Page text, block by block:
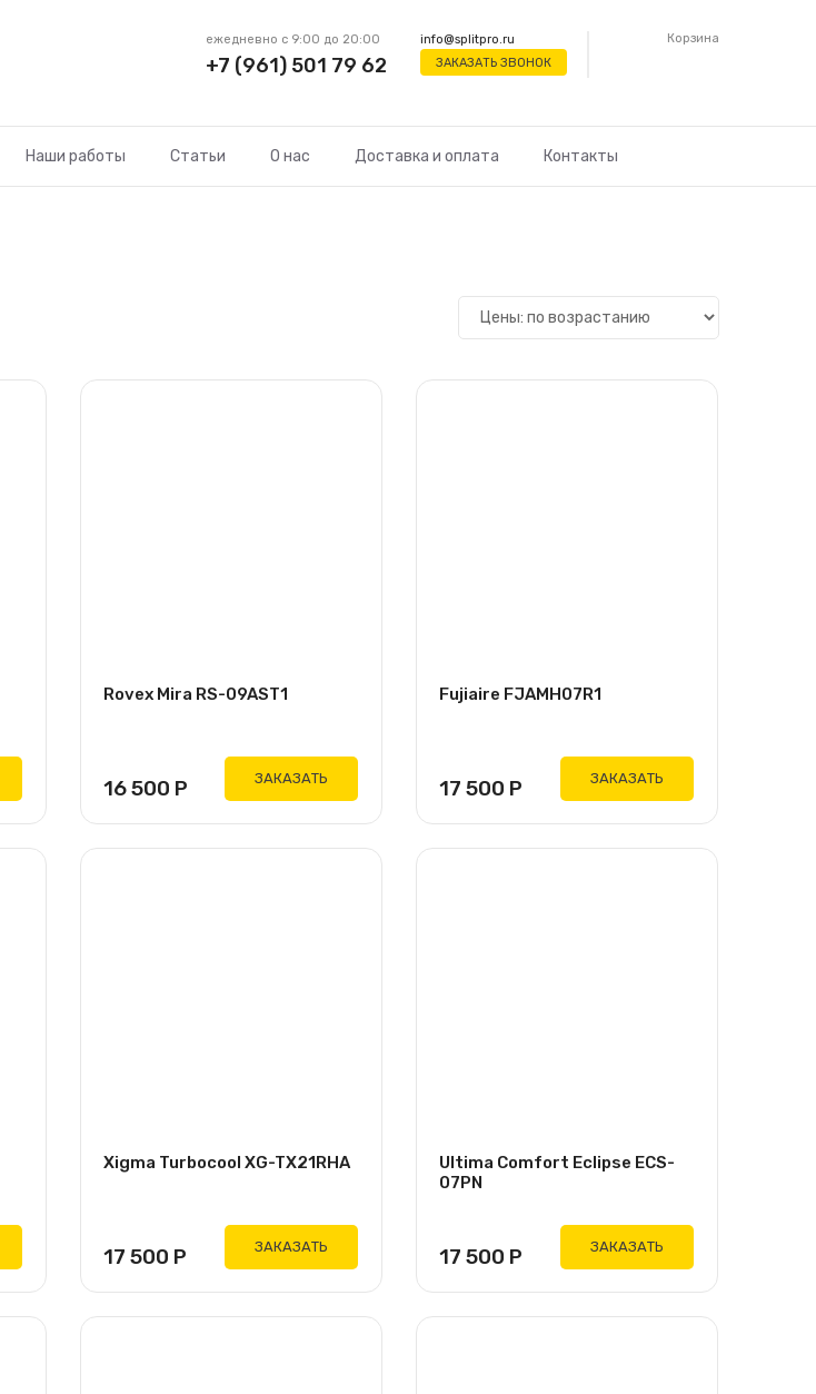
info@splitpro.ru
ЗАКАЗАТЬ ЗВОНОК
ежедневно с 9:00 до 20:00
+7 (961) 501 79 62
Корзина
Наши работы Статьи О нас Доставка и оплата Контакты
Rovex Mira RS-09AST1
16 500 Р ЗАКАЗАТЬ
Fujiaire FJAMH07R1
17 500 Р ЗАКАЗАТЬ
Xigma Turbocool XG-TX21RHA
17 500 Р ЗАКАЗАТЬ
Ultima Comfort Eclipse ECS-
07PN
17 500 Р ЗАКАЗАТЬ